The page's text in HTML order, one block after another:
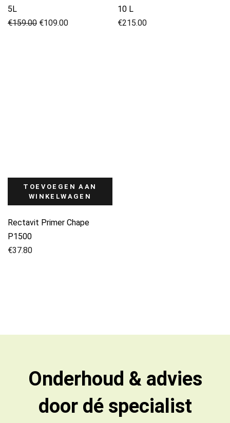
5L
€159.00
Oorspronkelijke
€109.00
Huidige
10 L
€215.00
TOEVOEGEN AAN
WINKELWAGEN
Rectavit Primer Chape
P1500
€37.80
Onderhoud & advies
door dé specialist